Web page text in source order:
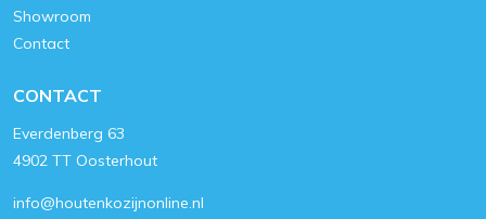
Showroom
Contact
CONTACT
Everdenberg 63
4902 TT Oosterhout
info@houtenkozijnonline.nl